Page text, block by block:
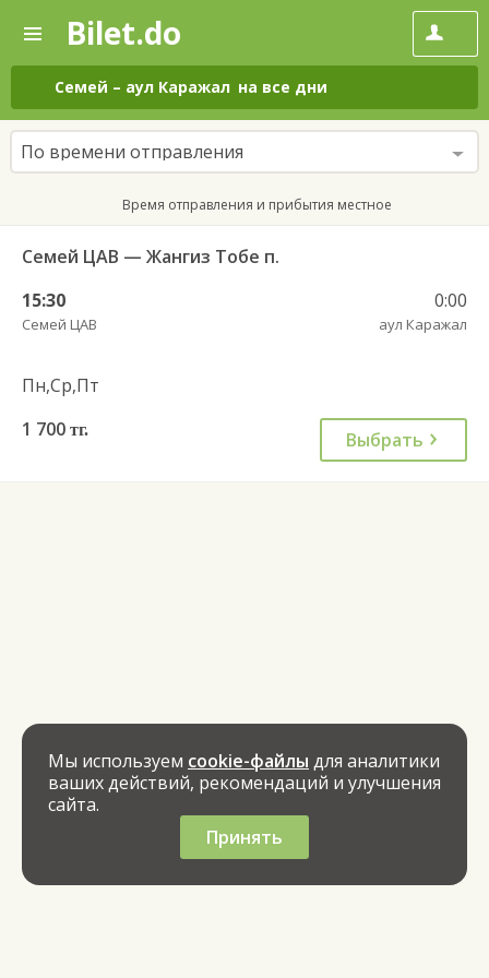
—
Поиск
и
покупка
билетов
на
автобус
онлайн
Bilet.do
Семей – аул Каражал на все дни
По времени отправления
Время отправления и прибытия местное
Семей ЦАВ — Жангиз Тобе п.
15:30
Семей ЦАВ
0:00
аул Каражал
Пн,Ср,Пт
1 700 тг. Выбрать
Мы используем cookie-файлы для аналитики
ваших действий, рекомендаций и улучшения
сайта.
Принять